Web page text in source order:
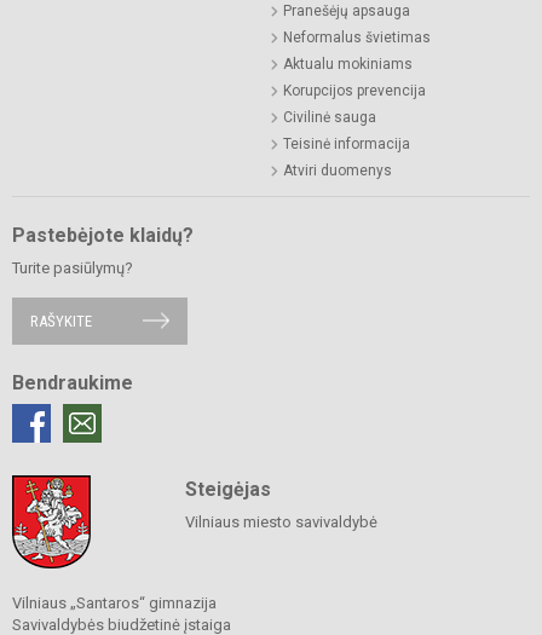
Pranešėjų apsauga
Neformalus švietimas
Aktualu mokiniams
Korupcijos prevencija
Civilinė sauga
Teisinė informacija
Atviri duomenys
Pastebėjote klaidų?
Turite pasiūlymų?
RAŠYKITE
Bendraukime
Steigėjas
Vilniaus miesto savivaldybė
Vilniaus „Santaros“ gimnazija
Savivaldybės biudžetinė įstaiga